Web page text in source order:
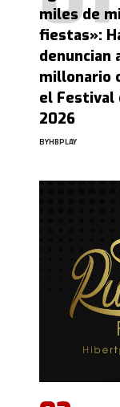
miles de
fiestas»:
denuncian
millonario
el Festival
2026
BYHBPLAY